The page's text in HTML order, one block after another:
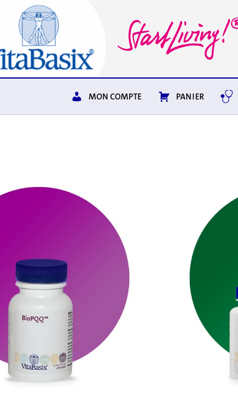
MON COMPTE PANIER